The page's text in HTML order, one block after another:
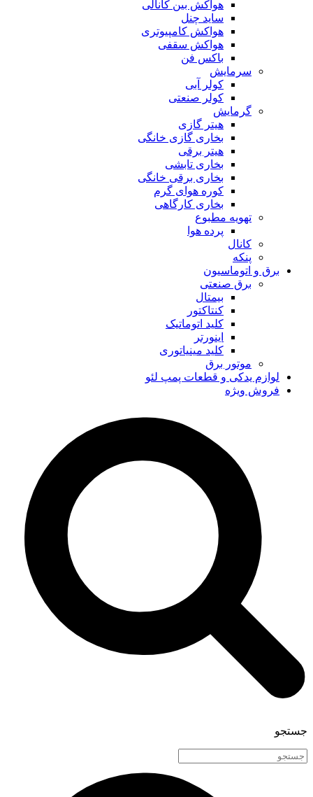
هواکش بین کانالی
ساید چنل
هواکش کامپیوتری
هواکش سقفی
باکس فن
سرمایش
کولر آبی
کولر صنعتی
گرمایش
هیتر گازی
بخاری گازی خانگی
هیتر برقی
بخاری تابشی
بخاری برقی خانگی
کوره هوای گرم
بخاری کارگاهی
تهویه مطبوع
پرده هوا
کانال
پنکه
برق و اتوماسیون
برق صنعتی
بیمتال
کنتاکتور
کلید اتوماتیک
اینورتر
کلید مینیاتوری
موتور برق
لوازم یدکی و قطعات پمپ لئو
فروش ویژه
جستجو